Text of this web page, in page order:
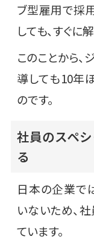
ブ型雇用で採
しても、すぐに
このことから
導しても10年
のです。
社員のスペ
る
日本の企業で
いないため、
ています。